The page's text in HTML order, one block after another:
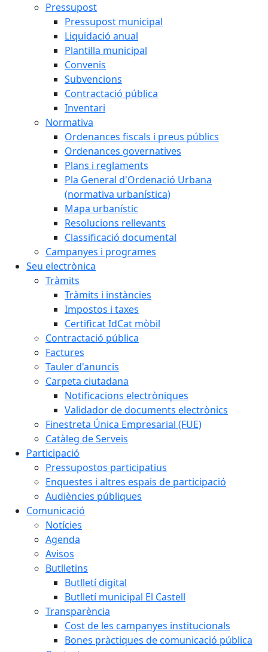
Pressupost
Pressupost municipal
Liquidació anual
Plantilla municipal
Convenis
Subvencions
Contractació pública
Inventari
Normativa
Ordenances fiscals i preus públics
Ordenances governatives
Plans i reglaments
Pla General d'Ordenació Urbana
(normativa urbanística)
Mapa urbanístic
Resolucions rellevants
Classificació documental
Campanyes i programes
Seu electrònica
Tràmits
Tràmits i instàncies
Impostos i taxes
Certificat IdCat mòbil
Contractació pública
Factures
Tauler d'anuncis
Carpeta ciutadana
Notificacions electròniques
Validador de documents electrònics
Finestreta Única Empresarial (FUE)
Catàleg de Serveis
Participació
Pressupostos participatius
Enquestes i altres espais de participació
Audiències públiques
Comunicació
Notícies
Agenda
Avisos
Butlletins
Butlletí digital
Butlletí municipal El Castell
Transparència
Cost de les campanyes institucionals
Bones pràctiques de comunicació pública